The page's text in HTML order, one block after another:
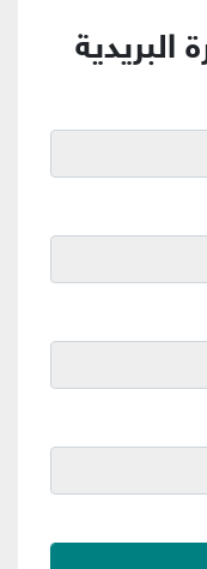
البريدية